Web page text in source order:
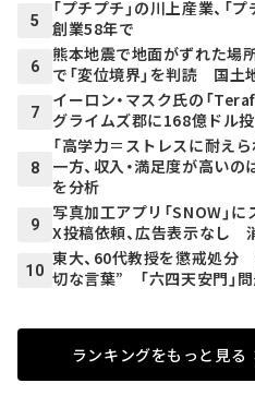
5
「プチプチ」の川上産業、「
創業58年で
6
熊本地震で地面がずれた
で「変位境界」を判読 国土
7
イーロン・マスク氏の「
グライムズ郡に168億ドル
8
「高学力＝ストレスに耐え
一方、収入・満足度が高い
を分析
9
写真加工アプリ「SNOW」
X投稿依頼、広告表示なし
10
東大、60代教授を懲戒処
切な言葉” 「六四天安門」
ランキングをもっと見る